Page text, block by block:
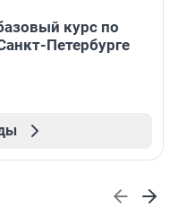
курс по
Петербурге